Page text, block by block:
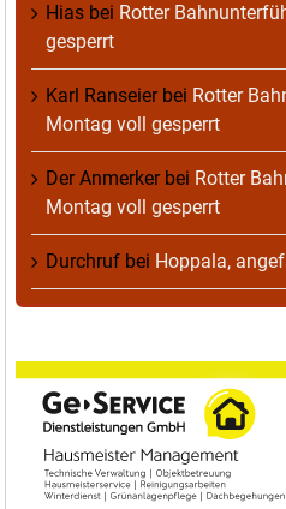
Hias bei Rotter
gesperrt
Karl Ranseierbei Rotter
Montag voll gesperrt
Der Anmerkerbei Rotter
Montag voll gesperrt
Durchruf bei Hoppala,